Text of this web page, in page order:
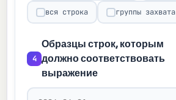
вся строка группы захвата
4
Образцы строк, которым
должно соответствовать
выражение